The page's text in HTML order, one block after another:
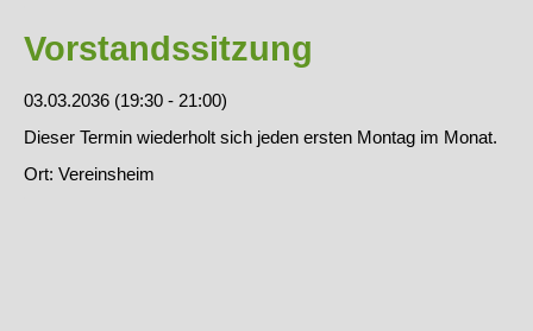
Vorstandssitzung
03.03.2036 (19:30 - 21:00)
Dieser Termin wiederholt sich jeden ersten Montag im Monat.
Ort: Vereinsheim